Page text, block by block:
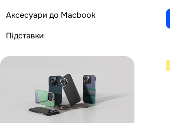
Аксесуари до Macbook
Підставки